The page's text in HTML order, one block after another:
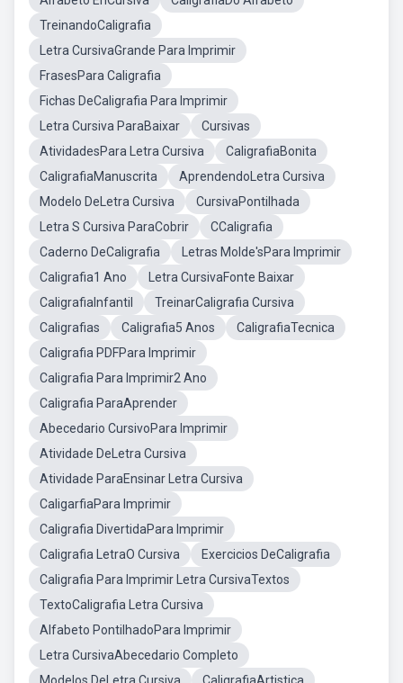
TreinandoCaligrafia
Letra CursivaGrande Para Imprimir
FrasesPara Caligrafia
Fichas DeCaligrafia Para Imprimir
Letra Cursiva ParaBaixar
Cursivas
AtividadesPara Letra Cursiva
CaligrafiaBonita
CaligrafiaManuscrita
AprendendoLetra Cursiva
Modelo DeLetra Cursiva
CursivaPontilhada
Letra S Cursiva ParaCobrir
CCaligrafia
Caderno DeCaligrafia
Letras Molde'sPara Imprimir
Caligrafia1 Ano
Letra CursivaFonte Baixar
CaligrafiaInfantil
TreinarCaligrafia Cursiva
Caligrafias
Caligrafia5 Anos
CaligrafiaTecnica
Caligrafia PDFPara Imprimir
Caligrafia Para Imprimir2 Ano
Caligrafia ParaAprender
Abecedario CursivoPara Imprimir
Atividade DeLetra Cursiva
Atividade ParaEnsinar Letra Cursiva
CaligarfiaPara Imprimir
Caligrafia DivertidaPara Imprimir
Caligrafia LetraO Cursiva
Exercicios DeCaligrafia
Caligrafia Para Imprimir Letra CursivaTextos
TextoCaligrafia Letra Cursiva
Alfabeto PontilhadoPara Imprimir
Letra CursivaAbecedario Completo